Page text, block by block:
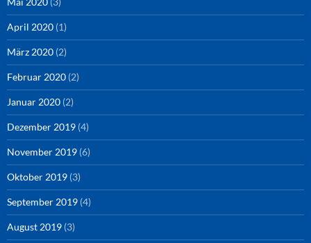
April 2020 (1)
März 2020 (2)
Februar 2020 (2)
Januar 2020 (2)
Dezember 2019 (4)
November 2019 (6)
Oktober 2019 (3)
September 2019 (4)
August 2019 (3)